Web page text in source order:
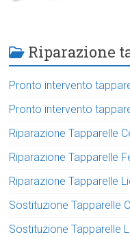
Riparazione
Pronto intervento
Pronto intervento
Riparazione Tapparelle
Riparazione Tapparelle
Riparazione Tapparelle
Sostituzione Tapparelle
Sostituzione Tapparelle